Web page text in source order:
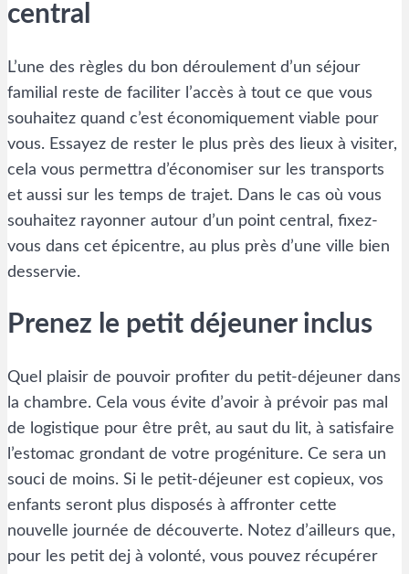
central
L’une des règles du bon déroulement d’un séjour
familial reste de faciliter l’accès à tout ce que vous
souhaitez quand c’est économiquement viable pour
vous. Essayez de rester le plus près des lieux à visiter,
cela vous permettra d’économiser sur les transports
et aussi sur les temps de trajet. Dans le cas où vous
souhaitez rayonner autour d’un point central, fixez-
vous dans cet épicentre, au plus près d’une ville bien
desservie.
Prenez le petit déjeuner inclus
Quel plaisir de pouvoir profiter du petit-déjeuner dans
la chambre. Cela vous évite d’avoir à prévoir pas mal
de logistique pour être prêt, au saut du lit, à satisfaire
l’estomac grondant de votre progéniture. Ce sera un
souci de moins. Si le petit-déjeuner est copieux, vos
enfants seront plus disposés à affronter cette
nouvelle journée de découverte. Notez d’ailleurs que,
pour les petit dej à volonté, vous pouvez récupérer